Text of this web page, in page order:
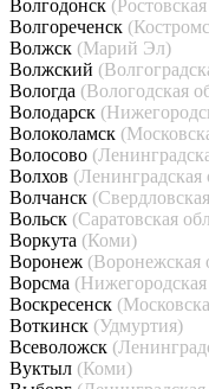
Волгодонск
Волгореченск
Волжск (Марий Эл)
Волжский
Вологда (Вологодская
Володарск
Волоколамск
Волосово
Волхов (Ленинградская
Волчанск
Вольск (Саратовская
Воркута (Коми)
Воронеж (Воронежская
Ворсма (Нижегородская
Воскресенск
Воткинск (Удмуртия)
Всеволожск
Вуктыл (Коми)